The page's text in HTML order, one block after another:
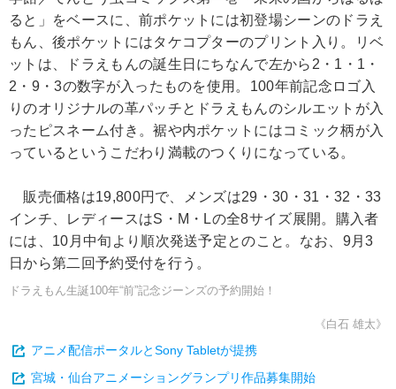
ると」をベースに、前ポケットには初登場シーンのドラえ
もん、後ポケットにはタケコプターのプリント入り。リベ
ットは、ドラえもんの誕生日にちなんで左から2・1・1・
2・9・3の数字が入ったものを使用。100年前記念ロゴ入
りのオリジナルの革パッチとドラえもんのシルエットが入
ったピスネーム付き。裾や内ポケットにはコミック柄が入
っているというこだわり満載のつくりになっている。
販売価格は19,800円で、メンズは29・30・31・32・33
インチ、レディースはS・M・Lの全8サイズ展開。購入者
には、10月中旬より順次発送予定とのこと。なお、9月3
日から第二回予約受付を行う。
ドラえもん生誕100年“前”記念ジーンズの予約開始！
《白石 雄太》
アニメ配信ポータルとSony Tabletが提携
宮城・仙台アニメーショングランプリ作品募集開始